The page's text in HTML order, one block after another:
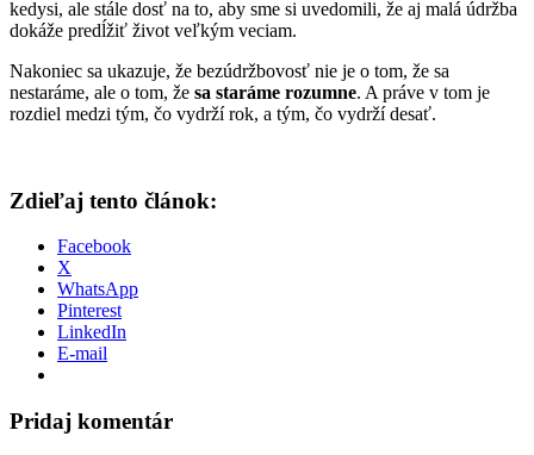
kedysi, ale stále dosť na to, aby sme si uvedomili, že aj malá údržba
dokáže predĺžiť život veľkým veciam.
Nakoniec sa ukazuje, že bezúdržbovosť nie je o tom, že sa
nestaráme, ale o tom, že sa staráme rozumne. A práve v tom je
rozdiel medzi tým, čo vydrží rok, a tým, čo vydrží desať.
Zdieľaj tento článok:
Facebook
X
WhatsApp
Pinterest
LinkedIn
E-mail
Pridaj komentár